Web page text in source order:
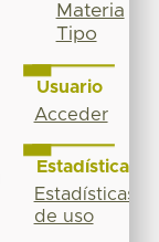
Materia
Tipo
Usuario
Acceder
Estadísticas
Estadísticas
de uso